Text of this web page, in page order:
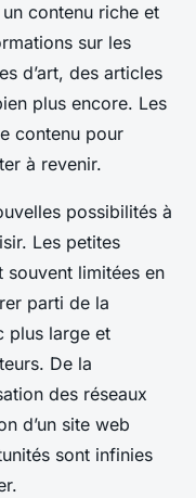
contenu riche et
sur les
d’art, des articles
plus encore. Les
contenu pour
à revenir.
possibilités à
Les petites
souvent limitées en
parti de la
plus large et
De la
des réseaux
d’un site web
sont infinies